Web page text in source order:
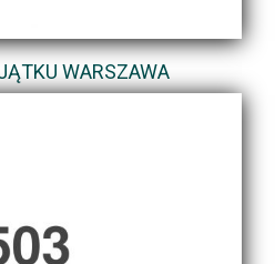
WARSZAWA